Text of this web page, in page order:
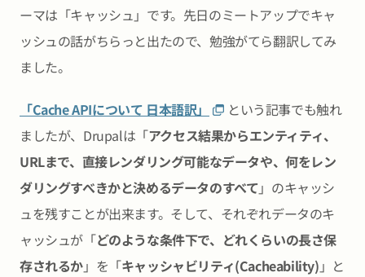
ーマは「キャッシュ」です。先日のミートアップでキャ
ッシュの話がちらっと出たので、勉強がてら翻訳してみ
ました。
「Cache APIについて 日本語訳」
という記事でも触れ
ましたが、Drupalは「アクセス結果からエンティティ、
URLまで、直接レンダリング可能なデータや、何をレン
ダリングすべきかと決めるデータのすべて」のキャッシ
ュを残すことが出来ます。そして、それぞれデータのキ
ャッシュが「どのような条件下で、どれくらいの長さ保
存されるか」を「キャッシャビリティ(Cacheability) 」と